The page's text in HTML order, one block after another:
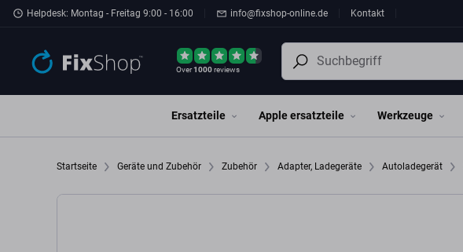
Zum Hauptinhalt springen
Helpdesk: Montag - Freitag 9:00 - 16:00 info@fixshop-online.de Kontakt
Over1000reviews
Ersatzteile Apple ersatzteile Werkzeuge
Startseite Geräte und Zubehör Zubehör Adapter, Ladegeräte Autoladegerät